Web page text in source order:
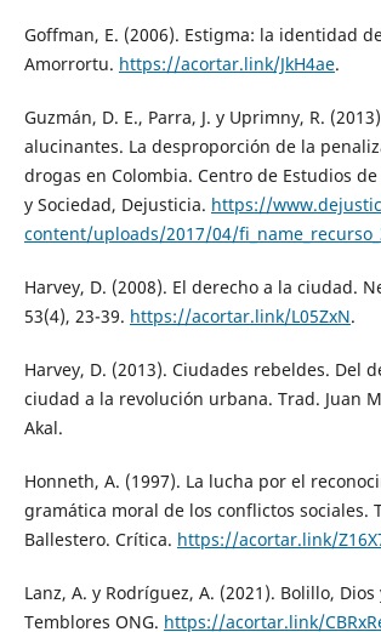
Goffman, E. (2006). Estigma: la identidad
Amorrortu. https://acortar.link/JkH4ae.
Guzmán, D. E., Parra, J. y Uprimny, R.
alucinantes. La desproporción de la
drogas en Colombia. Centro de Estudios de
y Sociedad, Dejusticia. https://
content/uploads/2017/04/
Harvey, D. (2008). El derecho a la ciudad.
53(4), 23-39. https://acortar.link/L05ZxN.
Harvey, D. (2013). Ciudades rebeldes. Del
ciudad a la revolución urbana. Trad. Juan
Akal.
Honneth, A. (1997). La lucha por el
gramática moral de los conflictos sociales.
Ballestero. Crítica. https://acortar.link/
Lanz, A. y Rodríguez, A. (2021). Bolillo,
Temblores ONG. https://acortar.link/